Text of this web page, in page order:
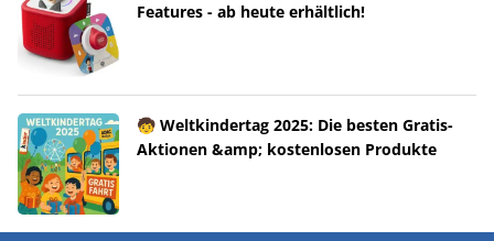
Features - ab heute erhältlich!
🧒 Weltkindertag 2025: Die besten Gratis-
Aktionen &amp; kostenlosen Produkte